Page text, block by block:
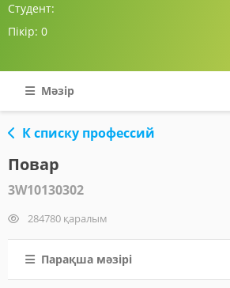
Студент:
Пікір: 0
Мәзір
К списку профессий
Повар
3W10130302
284780 қаралым
Парақша мәзірі